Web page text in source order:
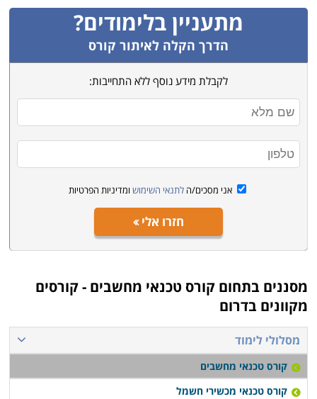
מתעניין בלימודים?
הדרך הקלה לאיתור קורס
לקבלת מידע נוסף ללא התחייבות:
אני מסכים/ה לתנאי השימוש ומדיניות הפרטיות
חזרו אלי
מסננים בתחום קורס טכנאי מחשבים - קורסים
מקוונים בדרום
מסלולי לימוד
קורס טכנאי מחשבים
קורס טכנאי מכשירי חשמל